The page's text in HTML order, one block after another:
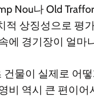
Nou나 Old
적 상징성으로 평
에 경기장이 얼마
물이 실제로 어
비 역시 큰 편이